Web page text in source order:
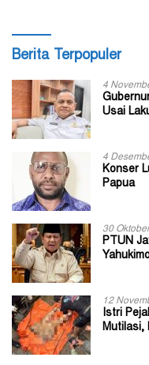
Berita Terpopuler
4
Usai
4
Konser
Papua
30
PTUN
12
Istri
Mutilasi,